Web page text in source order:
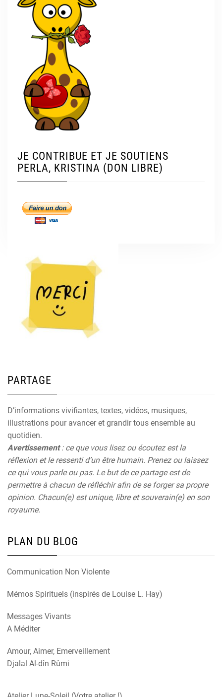
JE CONTRIBUE ET JE SOUTIENS
PERLA, KRISTINA (DON LIBRE)
PARTAGE
D’informations vivifiantes, textes, vidéos, musiques,
illustrations pour avancer et grandir tous ensemble au
quotidien.
Avertissement: ce que vous lisez ou écoutez est la
réflexion et le ressenti d’un être humain. Prenez ou laissez
ce qui vous parle ou pas. Le but de ce partage est de
permettre à chacun de réfléchir afin de se forger sa propre
opinion. Chacun(e) est unique, libre et souverain(e) en son
royaume.
PLAN DU BLOG
Communication Non Violente
Mémos Spirituels (inspirés de Louise L. Hay)
Messages Vivants
A Méditer
Amour, Aimer, Emerveillement
Djalal Al-dîn Rûmi